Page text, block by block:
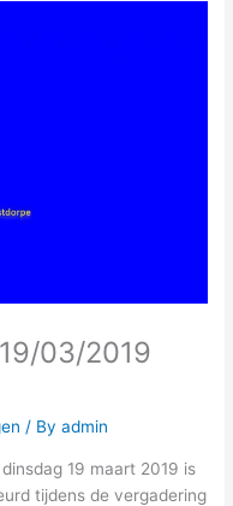
03/2019
/ Byadmin
19 maart 2019 is
tijdens de vergadering